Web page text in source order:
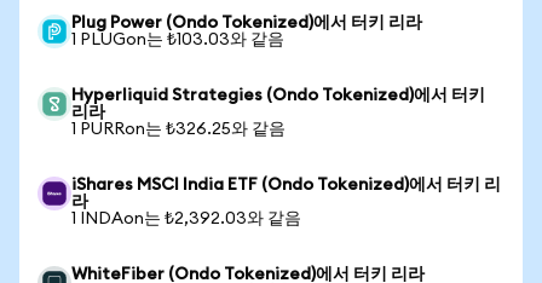
Plug Power (Ondo Tokenized)에서 터키 리라
1 PLUGon는 ₺103.03와 같음
Hyperliquid Strategies (Ondo Tokenized)에서 터키
리라
1 PURRon는 ₺326.25와 같음
iShares MSCI India ETF (Ondo Tokenized)에서 터키 리
라
1 INDAon는 ₺2,392.03와 같음
WhiteFiber (Ondo Tokenized)에서 터키 리라